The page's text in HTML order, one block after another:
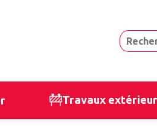
Travaux